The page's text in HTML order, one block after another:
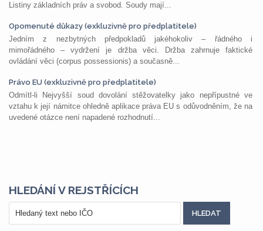
Listiny základních práv a svobod. Soudy mají...
Opomenuté důkazy (exkluzivně pro předplatitele)
Jedním z nezbytných předpokladů jakéhokoliv – řádného i
mimořádného – vydržení je držba věci. Držba zahrnuje faktické
ovládání věci (corpus possessionis) a současně...
Právo EU (exkluzivně pro předplatitele)
Odmítl-li Nejvyšší soud dovolání stěžovatelky jako nepřípustné ve
vztahu k její námitce ohledně aplikace práva EU s odůvodněním, že na
uvedené otázce není napadené rozhodnutí...
HLEDÁNÍ V REJSTŘÍCÍCH